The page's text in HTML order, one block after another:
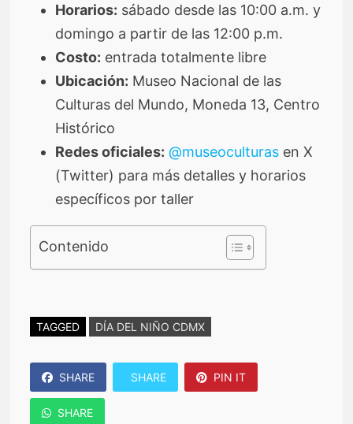
Horarios: sábado desde las 10:00 a.m. y
domingo a partir de las 12:00 p.m.
Costo: entrada totalmente libre
Ubicación: Museo Nacional de las
Culturas del Mundo, Moneda 13, Centro
Histórico
Redes oficiales: @museoculturas en X
(Twitter) para más detalles y horarios
específicos por taller
Contenido
TAGGED DÍA DEL NIÑO CDMX
SHARE SHARE PIN IT
SHARE